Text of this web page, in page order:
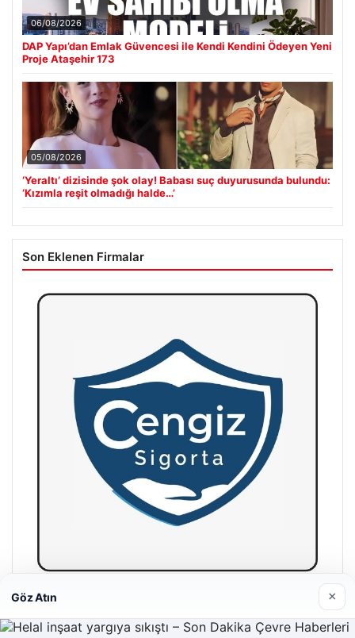
06/08/2026
DAP Yapı’dan Emlak Güvencesi ile Kendi Kendini Ödeyen Yeni
Proje Ataşehir 173
05/08/2026
‘Yeraltı’ dizisinde şok olay! Babası suç duyurusunda bulundu:
‘Kızımla reşit olmadığı halde…’
Son Eklenen Firmalar
Hastaş Beton
26/05/2026
Göz Atın ×